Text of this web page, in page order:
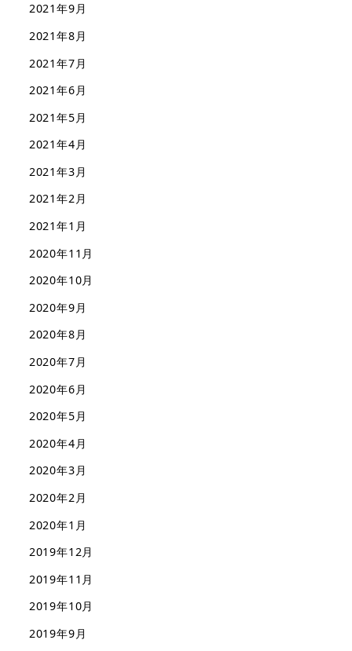
2021年9月
2021年8月
2021年7月
2021年6月
2021年5月
2021年4月
2021年3月
2021年2月
2021年1月
2020年11月
2020年10月
2020年9月
2020年8月
2020年7月
2020年6月
2020年5月
2020年4月
2020年3月
2020年2月
2020年1月
2019年12月
2019年11月
2019年10月
2019年9月